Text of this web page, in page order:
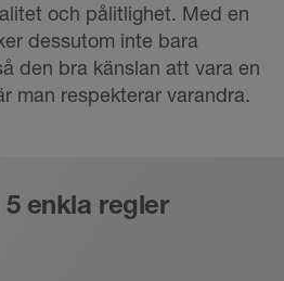
och pålitlighet. Med en
dessutom inte bara
den bra känslan att vara en
man respekterar varandra.
enkla regler